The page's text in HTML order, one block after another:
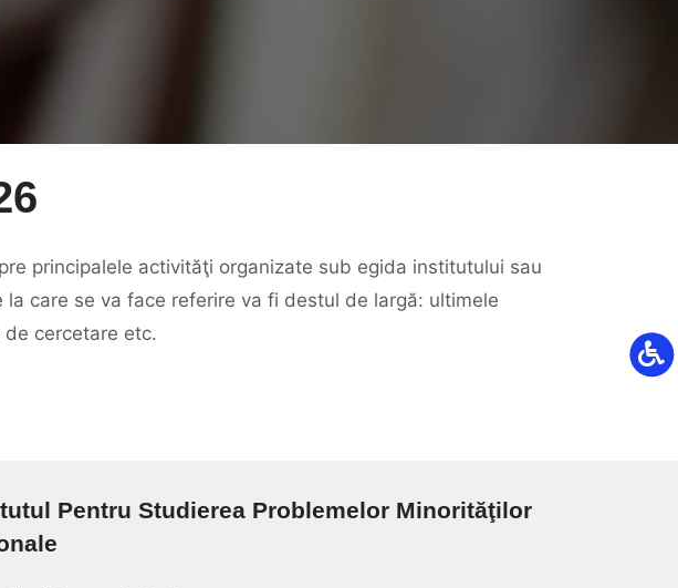
principalele activităţi organizate sub egida institutului sau
care se va face referire va fi destul de largă: ultimele
cercetare etc.
Pentru Studierea Problemelor Minorităţilor